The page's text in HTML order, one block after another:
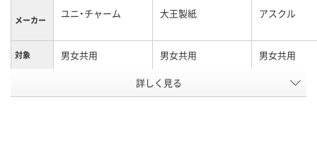
メーカー ユニ・チャーム 大王製紙 アスクル
対象 男女共用 男女共用 男女共用
35
詳しく見る